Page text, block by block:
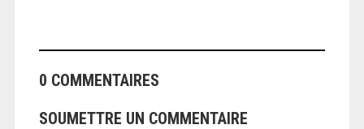
0 COMMENTAIRES
SOUMETTRE UN COMMENTAIRE